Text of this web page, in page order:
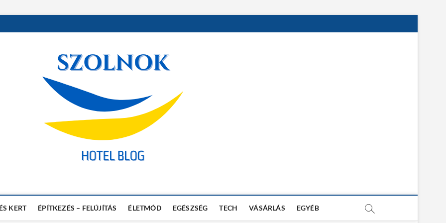
KERT ÉPÍTKEZÉS – FELÚJÍTÁS ÉLETMÓD EGÉSZSÉG TECH VÁSÁRLÁS EGYÉB